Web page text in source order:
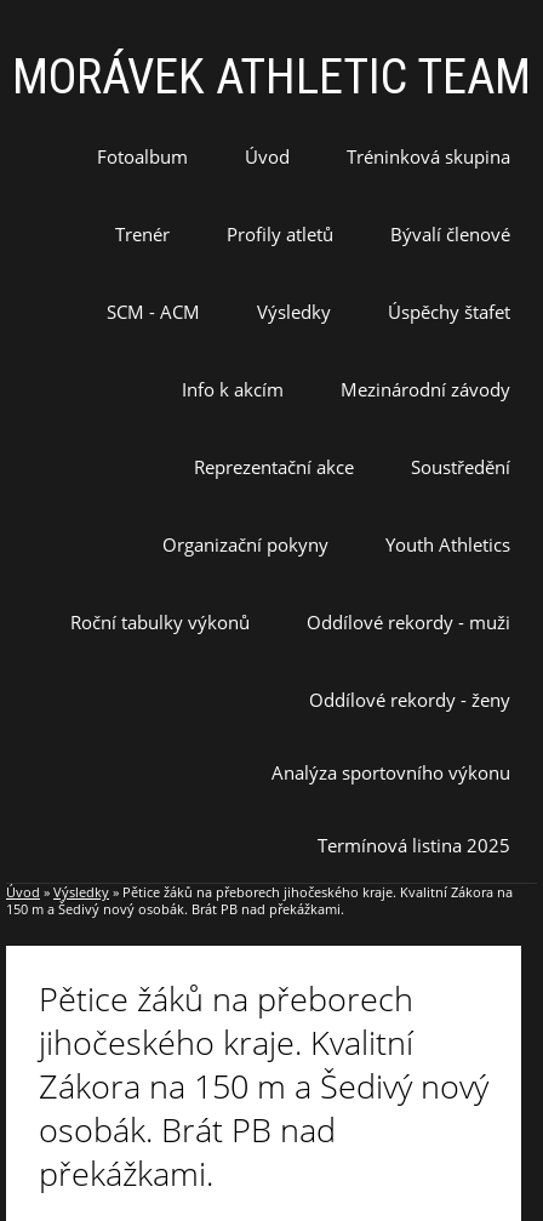
MORÁVEK ATHLETIC TEAM
Fotoalbum Úvod Tréninková skupina
Trenér Profily atletů Bývalí členové
SCM - ACM Výsledky Úspěchy štafet
Info k akcím Mezinárodní závody
Reprezentační akce Soustředění
Organizační pokyny Youth Athletics
Roční tabulky výkonů Oddílové rekordy - muži
Oddílové rekordy - ženy
Analýza sportovního výkonu
Termínová listina 2025
Úvod » Výsledky » Pětice žáků na přeborech jihočeského kraje. Kvalitní Zákora na
150 m a Šedivý nový osobák. Brát PB nad překážkami.
Pětice žáků na přeborech
jihočeského kraje. Kvalitní
Zákora na 150 m a Šedivý nový
osobák. Brát PB nad
překážkami.